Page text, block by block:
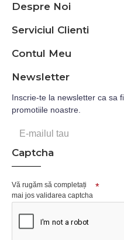
Despre Noi
Serviciul Clienti
Contul Meu
Newsletter
Inscrie-te la newsletter ca sa
promotiile noastre.
Captcha
Vă rugăm să completați
mai jos validarea captcha